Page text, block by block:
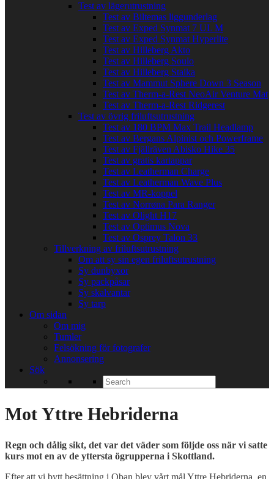
Test av lägerutrustning
Test av Biltemas liggunderlag
Test av Exped Synmat 7 UL M
Test av Exped Synmat Hyperlite
Test av Hilleberg Akto
Test av Hilleberg Soulo
Test av Hilleberg Staika
Test av Mammut Sphere Down 3 Season
Test av Therm-a-Rest NeoAir Venture Mat
Test av Therm-a-Rest Ridgerest
Test av övrig friluftsutrustning
Test av 180 BPM Max Trail Headlamp
Test av Bergans Alpinist och Powerframe
Test av Fjällräven Abisko Hike 35
Test av gratis kartappar
Test av Leatherman Charge
Test av Leatherman Wave Plus
Test av MR-koppel
Test av Norrøna Para Ranger
Test av Olight H17
Test av Optimus Nova
Test av Osprey Talon 33
Tillverkning av friluftsutrustning
Om att sy sin egen friluftsutrustning
Sy dunbyxor
Sy packpåsar
Sy skalvantar
Sy tarp
Om sidan
Om mig
Tumler
Felsökning för fotografer
Annonsering
Sök
Search
for:
Mot Yttre Hebriderna
Regn och dålig sikt, det var det väder som följde oss när vi satte
kurs mot en av de yttersta ögrupperna i Skottland.
Efter att vi bytt besättning i Oban blev vårt mål Yttre Hebriderna, en